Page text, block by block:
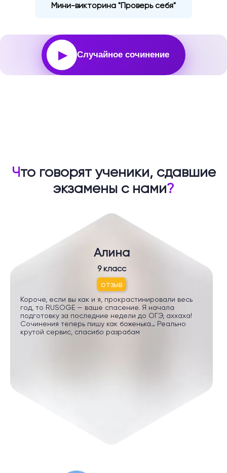
Мини-викторина "Проверь себя"
▶ Случайное сочинение
Что говорят ученики, сдавшие
экзамены с нами?
Алина
9 класс
отзыв
Короче, если вы как и я, прокрастинировали весь
год, то RUSOGE — ваше спасение. Я начала
подготовку за последние недели до ОГЭ, аххаха!
Сочинения теперь пишу как боженька… Реально
крутой сервис, спасибо разрабам